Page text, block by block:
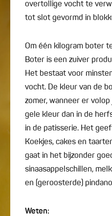
overtollige vocht te
tot slot gevormd in
Om één kilogram boter
Boter is een zuiver
Het bestaat voor
vocht. De kleur van de
zomer, wanneer er
gele kleur dan in de
in de patisserie. Het
Koekjes, cakes en
gaat in het bijzonder
sinaasappelschillen,
en (geroosterde)
Weten: